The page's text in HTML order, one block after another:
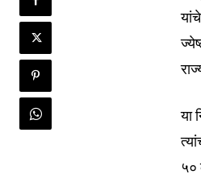
of
the
won't
या
५०